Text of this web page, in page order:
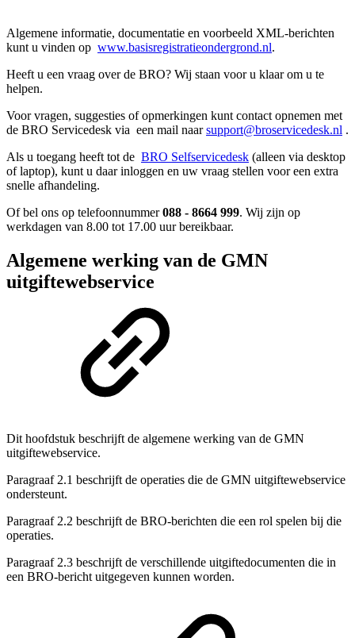
Algemene informatie, documentatie en voorbeeld XML-berichten
kunt u vinden op www.basisregistratieondergrond.nl.
Heeft u een vraag over de BRO? Wij staan voor u klaar om u te
helpen.
Voor vragen, suggesties of opmerkingen kunt contact opnemen met
de BRO Servicedesk via een mail naarsupport@broservicedesk.nl .
Als u toegang heeft tot de BRO Selfservicedesk (alleen via desktop
of laptop), kunt u daar inloggen en uw vraag stellen voor een extra
snelle afhandeling.
Of bel ons op telefoonnummer088 - 8664 999. Wij zijn op
werkdagen van 8.00 tot 17.00 uur bereikbaar.
Algemene werking van de GMN
uitgiftewebservice
Dit hoofdstuk beschrijft de algemene werking van de GMN
uitgiftewebservice.
Paragraaf 2.1 beschrijft de operaties die de GMN uitgiftewebservice
ondersteunt.
Paragraaf 2.2 beschrijft de BRO-berichten die een rol spelen bij die
operaties.
Paragraaf 2.3 beschrijft de verschillende uitgiftedocumenten die in
een BRO-bericht uitgegeven kunnen worden.